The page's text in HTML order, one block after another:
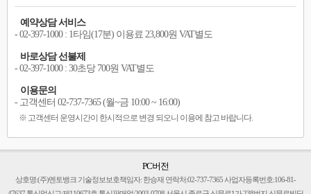
예약상담 서비스
- 02-397-1000 : 1타임(17분) 이용료 23,800원 VAT별도
바로상담 선불제
- 02-397-1000 : 30초당 700원 VAT별도
이용문의
- 고객센터 02-737-7365 (월~금 10:00 ~ 16:00)
※ 고객센터 운영시간이 한시적으로 변경 되오니 이용에 참고 바랍니다.
PC버전
상호명:(주)멘토뱅크 기술정보보호책임자: 한승재 연락처:02-737-7365 사업자등록번호:106-81-